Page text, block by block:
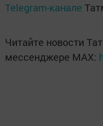
Telegram-канале
Читайте новости
мессенджере MАХ: